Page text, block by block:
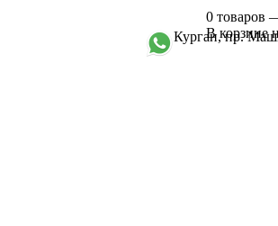
Курган, пр.
0 товаров
В корзине